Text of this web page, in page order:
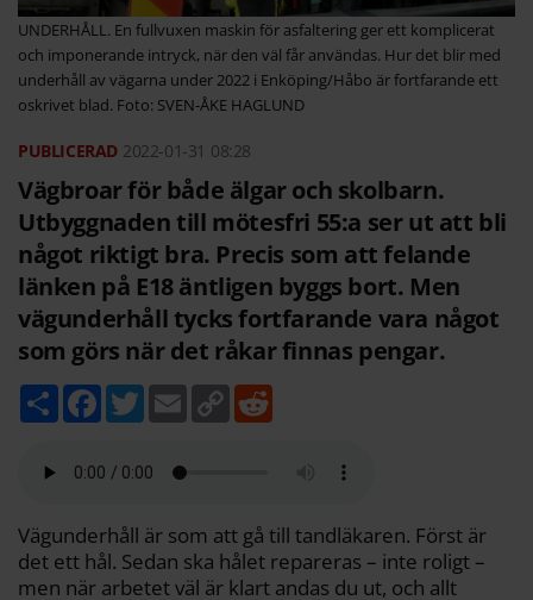
UNDERHÅLL. En fullvuxen maskin för asfaltering ger ett komplicerat
och imponerande intryck, när den väl får användas­. Hur det blir med
underhåll av vägarna­ under 2022 i Enköping/Håbo är fortfarande ett
oskrivet blad. Foto: SVEN-ÅKE HAGLUND
2022-01-31 08:28
Vägbroar för både älgar och skolbarn.
Utbyggnaden till mötesfri 55:a ser ut att bli
något riktigt bra. Precis som att felande
länken på E18 äntligen byggs bort. Men
vägunderhåll tycks fortfarande vara något
som görs när det råkar finnas pengar.
D
e
F
b
k
T
w
t
E
m
C
o
k
Vägunderhåll är som att gå till tand­läkaren. Först är
det ett hål. Sedan ska hålet repareras – inte roligt –
men när arbetet väl är klart andas du ut, och allt